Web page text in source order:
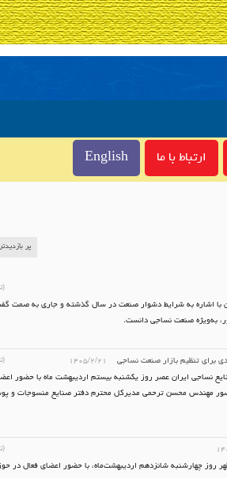
ارتباط با ما English
پر
با اشاره به شرایط دشوار صنعت در سال گذشته و جاری به صمت
به‌ویژه صنعت نساجی دانست.
برای تنظیم بازار صنعت نساجی ۱۴۰۵/۲/۲۱
نساجی ایران عصر روز یکشنبه بیستم اردیبهشت ماه با حضور
مهندس محسن ترحمی مدیرکل محترم دفتر صنایع منسوجات و
چهارشنبه شانزدهم اردیبهشت‌ماه، با حضور اعضای فعال در